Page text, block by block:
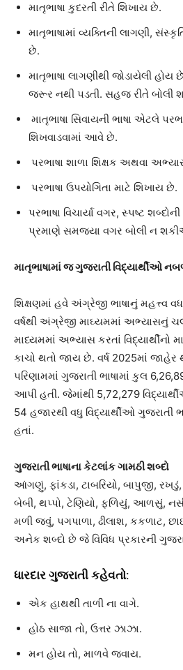
માતૃભાષા કુદરતી રીતે શિખાય છે.
માતૃભાષામાં વ્યક્તિની લાગણી,
છે.
માતૃભાષા લાગણીથી જોડાયેલી હોય
જરૂર નથી પડતી. સહજ રીતે બોલી
માતૃભાષા સિવાયની ભાષા એટલે
શિખવાડવામાં આવે છે.
પરભાષા શાળા શિક્ષક અથવા
પરભાષા ઉપયોગિતા માટે શિખાય છે.
પરભાષા વિચાર્યા વગર, સ્પષ્ટ
પ્રમાણે સમજયા વગર બોલી ન
માતૃભાષામાં જ ગુજરાતી વિદ્યાર્થીઓ
શિક્ષણમાં હવે અંગ્રેજી ભાષાનું મહત્ત્વ
વર્ષથી અંગ્રેજી માઘ્યમમાં અભ્યાસનું
માધ્યમમાં અભ્યાસ કરતાં વિદ્યાર્થીનો
કાચો થતો જાય છે. વર્ષ 2025માં જાહેર
પરિણામમાં ગુજરાતી ભાષામાં કુલ
આપી હતી. જેમાંથી 5,72,279
54 હજારથી વધુ વિદ્યાર્થીઓ ગુજરાતી
હતાં.
ગુજરાતી ભાષાના કેટલાંક ગામઠી શબ્દો
આંગણું, ફાંકડા, ટાબરિયો, બાપુજી,
બેબી, થપ્પો, ટેણિયો, ફળિયું, આળસું,
મળી જવું, પગપાળા, ઢીલાશ, કકળાટ,
અનેક શબ્દો છે જે વિવિધ પ્રકારની
ધારદાર ગુજરાતી કહેવતો:
એક હાથથી તાળી ના વાગે.
હોઠ સાજા તો, ઉત્તર ઝાઝા.
મન હોય તો, માળવે જવાય.